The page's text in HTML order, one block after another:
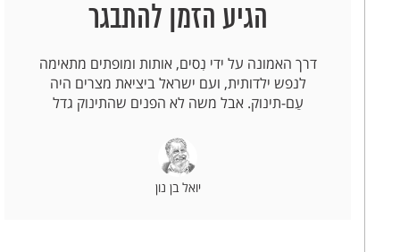
הגיע הזמן להתבגר
דרך האמונה על ידי נִסים, אותות ומופתים מתאימה
לנפש ילדותית, ועם ישראל ביציאת מצרים היה
עַם-תינוק. אבל משה לא הפנים שהתינוק גדל
יואל בן נון